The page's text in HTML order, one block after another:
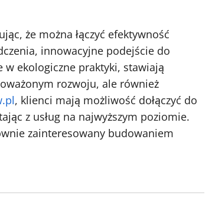
że można łączyć efektywność
innowacyjne podejście do
w ekologiczne praktyki, stawiają
rozwoju, ale również
, klienci mają możliwość dołączyć do
z usług na najwyższym poziomie.
zainteresowany budowaniem